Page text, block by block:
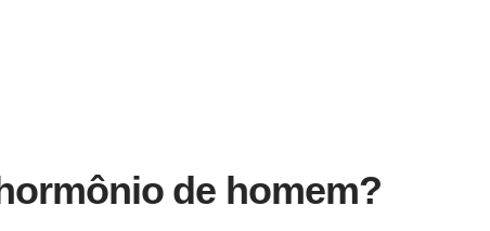
de homem?